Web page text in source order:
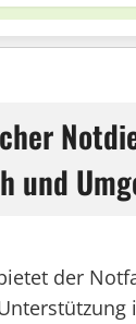
und
der